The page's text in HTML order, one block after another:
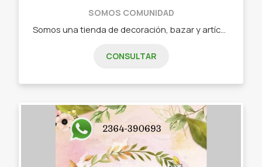
SOMOS COMUNIDAD
CONSULTAR